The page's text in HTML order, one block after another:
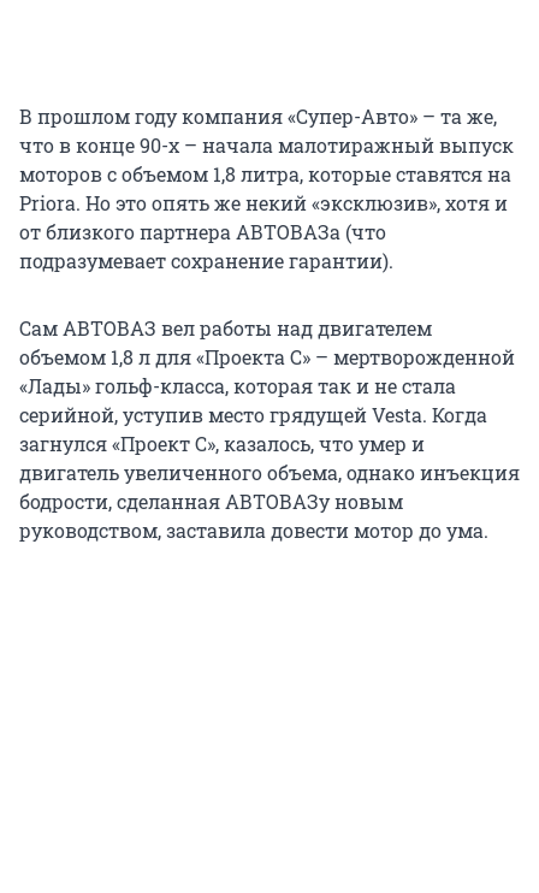
В прошлом году компания «Супер-Авто» – та же,
что в конце 90-х – начала малотиражный выпуск
моторов с объемом 1,8 литра, которые ставятся на
Priora. Но это опять же некий «эксклюзив», хотя и
от близкого партнера АВТОВАЗа (что
подразумевает сохранение гарантии).
Сам АВТОВАЗ вел работы над двигателем
объемом 1,8 л для «Проекта С» – мертворожденной
«Лады» гольф-класса, которая так и не стала
серийной, уступив место грядущей Vesta. Когда
загнулся «Проект С», казалось, что умер и
двигатель увеличенного объема, однако инъекция
бодрости, сделанная АВТОВАЗу новым
руководством, заставила довести мотор до ума.